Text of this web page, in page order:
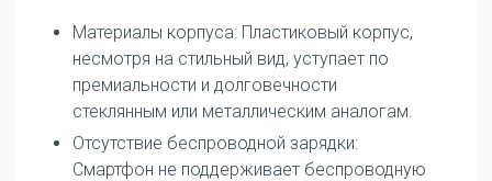
Материалы корпуса: Пластиковый корпус,
несмотря на стильный вид, уступает по
премиальности и долговечности
стеклянным или металлическим аналогам.
Отсутствие беспроводной зарядки:
Смартфон не поддерживает беспроводную